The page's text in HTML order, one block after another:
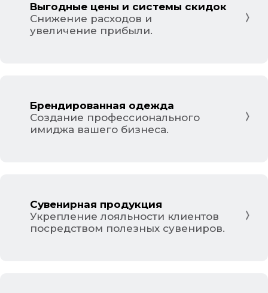
Выгодные цены и системы скидок
Снижение расходов и
увеличение прибыли.
Брендированная одежда
Создание профессионального
имиджа вашего бизнеса.
Сувенирная продукция
Укрепление лояльности клиентов
посредством полезных сувениров.